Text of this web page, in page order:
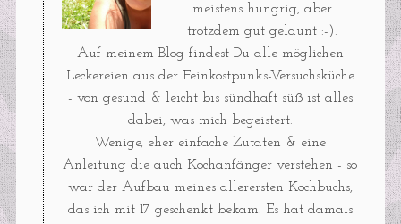
meistens hungrig, aber
trotzdem gut gelaunt :-).
Auf meinem Blog findest Du alle möglichen
Leckereien aus der Feinkostpunks-Versuchsküche
- von gesund & leicht bis sündhaft süß ist alles
dabei, was mich begeistert.
Wenige, eher einfache Zutaten & eine
Anleitung die auch Kochanfänger verstehen - so
war der Aufbau meines allerersten Kochbuchs,
das ich mit 17 geschenkt bekam. Es hat damals